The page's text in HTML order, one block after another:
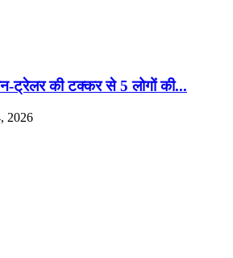
ट्रेलर की टक्कर से 5 लोगों की...
2026